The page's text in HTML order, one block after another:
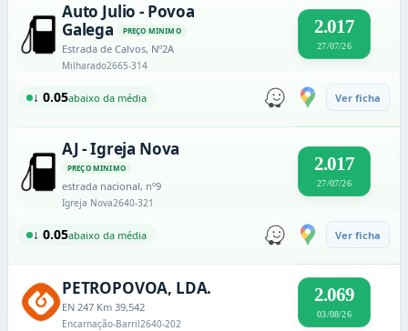
Auto Julio - Povoa
Galega
PREÇO MINIMO
Estrada de Calvos, Nº2A
Milharado2665-314
2.017
27/07/26
↓ 0.05abaixo da média Ver ficha
AJ - Igreja Nova
PREÇO MINIMO
estrada nacional, nº9
Igreja Nova2640-321
2.017
27/07/26
↓ 0.05abaixo da média Ver ficha
PETROPOVOA, LDA.
EN 247 Km 39,542
Encarnação-Barril2640-202
2.069
03/08/26